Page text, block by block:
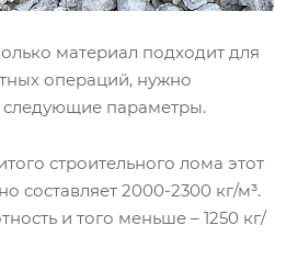
материал подходит для
операций, нужно
следующие параметры.
строительного лома этот
составляет 2000-2300 кг/м³.
и того меньше – 1250 кг/